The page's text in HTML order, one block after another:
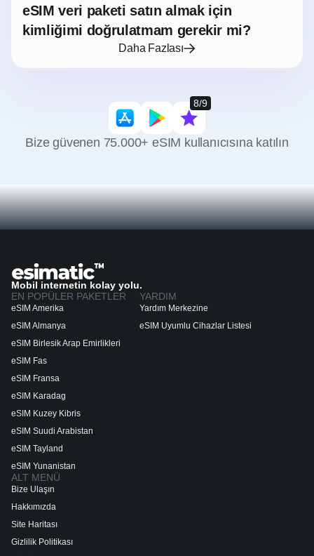
eSIM veri paketi satın almak için
kimliğimi doğrulatmam gerekir mi?
Daha Fazlası
8/9
Bize güvenen 75.000+ eSIM kullanıcısına katılın
Mobil internetin kolay yolu.
EN POPÜLER PAKETLER
eSIM Amerika
eSIM Almanya
eSIM Birlesik Arap Emirlikleri
eSIM Fas
eSIM Fransa
eSIM Karadag
eSIM Kuzey Kibris
eSIM Suudi Arabistan
eSIM Tayland
eSIM Yunanistan
YARDIM
Yardım Merkezine
eSIM Uyumlu Cihazlar Listesi
ALT MENÜ
Bize Ulaşın
Hakkımızda
Site Haritası
Gizlilik Politikası